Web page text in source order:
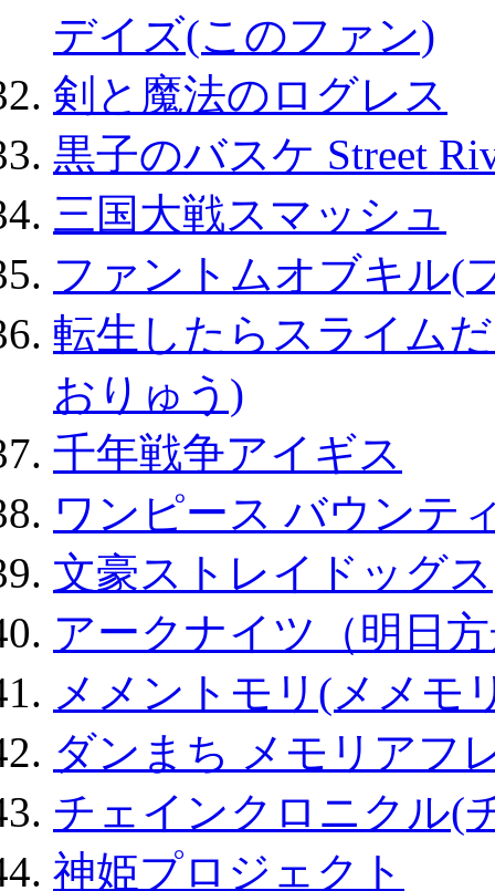
デイズ(このファン)
剣と魔法のログレス
黒子のバスケ Street
三国大戦スマッシュ
ファントムオブキル(
転生したらスライム
おりゅう)
千年戦争アイギス
ワンピース バウンテ
文豪ストレイドッグス
アークナイツ（明日
メメントモリ(メメモ
ダンまち メモリアフ
チェインクロニクル(
神姫プロジェクト